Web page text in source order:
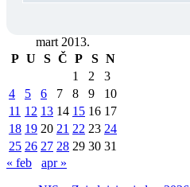
mart 2013.
P U S Č P S N
1
2
3
4
5 6 7 8 9
10
11 12 13 14 15 16 17
18 19 20 21 22 23 24
25 26 27 28 29 30 31
« feb
apr »